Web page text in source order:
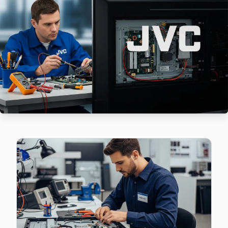
JVC TV HDMI port arızası Çayırbaşı adresine gelen
Çayırbaşı JVC Anakart Tamiri →
Cumhuriyet JVC Servis
Cumhuriyet sakinleri JVC TV arızaları için sık bizi tercih
Sarıyer JVC Servis →
Darüşşafaka JVC Servis
JVC TV Darüşşafaka adresinde firmware güncellemesi
Demirciköy JVC Servis
Demirciköy'de JVC TV ekran değişimi gerekebilir mi?
Sarıyer JVC Servis →
Emirgan JVC Servis
JVC TV HDMI port arızası Emirgan adresine gelen